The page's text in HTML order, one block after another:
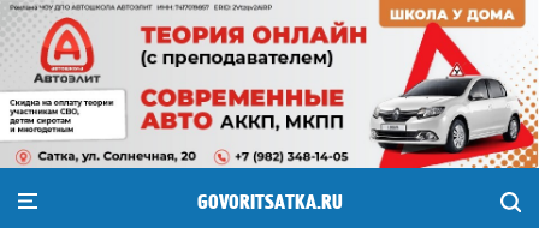
GOVORITSATKA.RU